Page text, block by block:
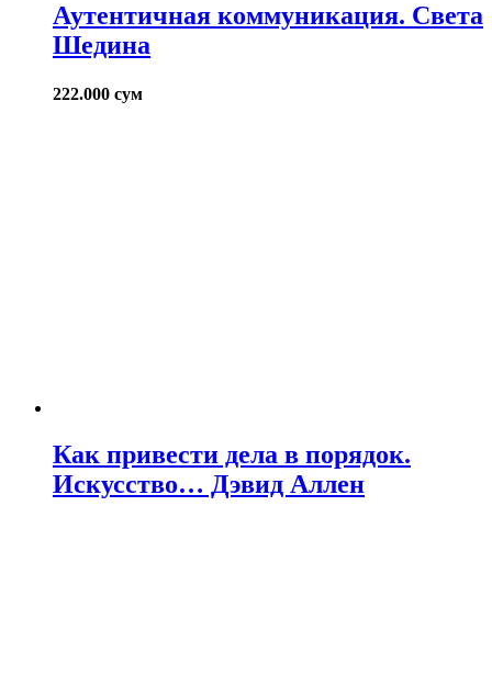
Аутентичная коммуникация. Света
Шедина
222.000 сум
Как привести дела в порядок.
Искусство… Дэвид Аллен